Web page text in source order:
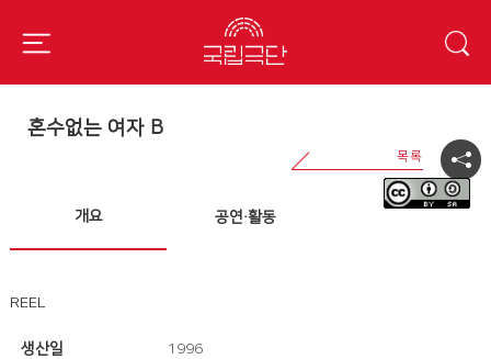
혼수없는 여자 B
개요 공연·활동
REEL
생산일 1996